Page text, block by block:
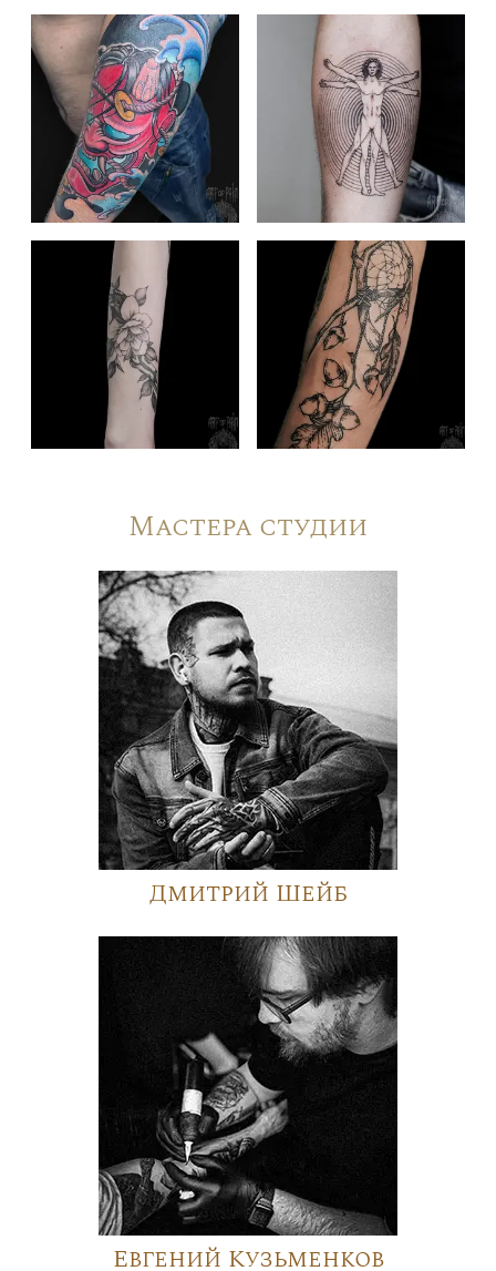
Мастера студии
Дмитрий Шейб
Евгений Кузьменков